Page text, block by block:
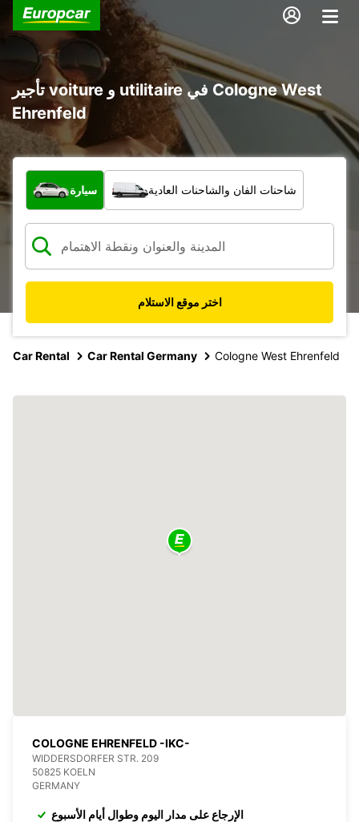
تأجير voiture و utilitaire في Cologne West
Ehrenfeld
ما نوع المركبة؟
سيارة شاحنات الفان والشاحنات العادية
اختر موقع الاستلام
Car Rental Car Rental Germany Cologne West Ehrenfeld
COLOGNE EHRENFELD -IKC-
WIDDERSDORFER STR. 209
50825 KOELN
GERMANY
الإرجاع على مدار اليوم وطوال أيام الأسبوع